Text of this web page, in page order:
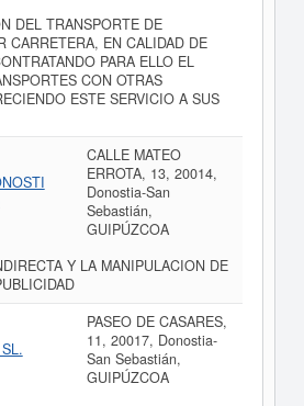
DEL TRANSPORTE DE
CARRETERA, EN CALIDAD DE
PARA ELLO EL
CON OTRAS
ESTE SERVICIO A SUS
CALLE MATEO
ERROTA, 13, 20014,
Donostia-San
Sebastián,
GUIPÚZCOA
Y LA MANIPULACION DE
PASEO DE CASARES,
11, 20017, Donostia-
San Sebastián,
GUIPÚZCOA